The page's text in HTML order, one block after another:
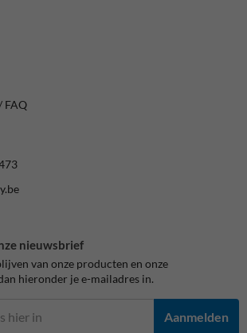
FAQ
nieuwsbrief
van onze producten en onze
hieronder je e-mailadres in.
Aanmelden